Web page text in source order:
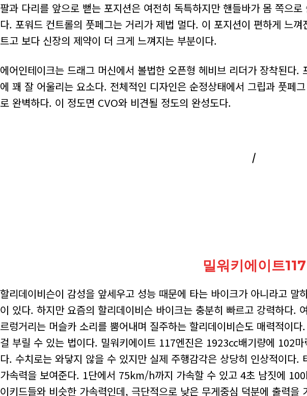
팔과 다리를 앞으로 뻗는 포지션은 여전히 독특하지만 핸들바가 몸 쪽으
다. 포워드 컨트롤의 풋페그는 거리가 제법 멀다. 이 포지션이 편하게 느
트고 보다 신장의 제약이 더 크게 느껴지는 부분이다.
에어인테이크는 드래그 머신에서 볼법한 오픈형 헤비브 리더가 장착된다.
에 꽤 잘 어울리는 요소다. 전체적인 디자인은 순정상태에서 그립과 풋페
로 완벽하다. 이 정도면 CVO와 비견될 정도의 완성도다.
/
밀워키에이트117
할리데이비슨이 감성을 앞세우고 성능 때문에 타는 바이크가 아니라고 말
이 있다. 하지만 요즘의 할리데이비슨 바이크는 충분히 빠르고 강력하다.
르렁거리는 머슬카 소리를 뿜어내며 질주하는 할리데이비슨도 매력적이
걸 부릴 수 있는 법이다. 밀워키에이트 117엔진은 1923cc배기량에 102
다. 수치로는 와닿지 않을 수 있지만 실제 주행감각은 상당히 인상적이다.
가속력을 보여준다. 1단에서 75km/h까지 가속할 수 있고 4초 남짓에
이키드들와 비슷한 가속력인데, 극단적으로 낮은 무게중심 덕분에 출력